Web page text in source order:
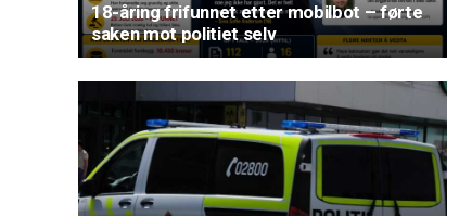
18-åring frifunnet etter mobilbot – førte
saken mot politiet selv